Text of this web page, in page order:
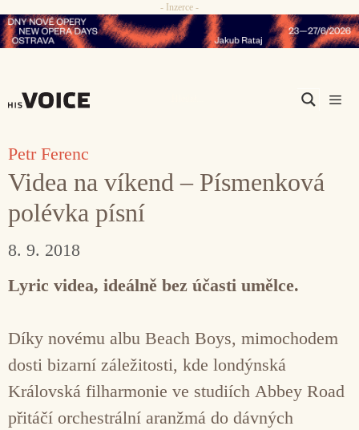
Přeskočit
na
- Inzerce -
Petr Ferenc
Videa na víkend – Písmenková
polévka písní
8. 9. 2018
Lyric videa, ideálně bez účasti umělce.
Díky novému albu Beach Boys, mimochodem
dosti bizarní záležitosti, kde londýnská
Královská filharmonie ve studiích Abbey Road
přitáčí orchestrální aranžmá do dávných